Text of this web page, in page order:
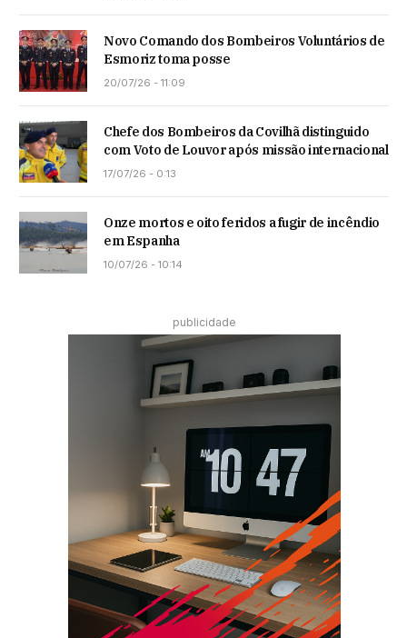
Novo Comando dos Bombeiros Voluntários de
Esmoriz toma posse
20/07/26 - 11:09
Chefe dos Bombeiros da Covilhã distinguido
com Voto de Louvor após missão internacional
17/07/26 - 0:13
Onze mortos e oito feridos a fugir de incêndio
em Espanha
10/07/26 - 10:14
publicidade